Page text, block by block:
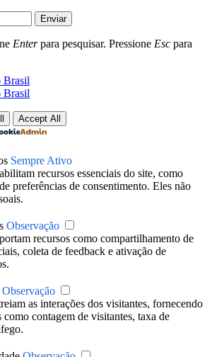
Enviar
Enterpara pesquisar. Pressione Esc para
Brasil
Brasil
Accept All
Sempre Ativo
recursos essenciais do site, como
preferências de consentimento. Eles não
Observação
recursos como compartilhamento de
coleta de feedback e ativação de
Observação
as interações dos visitantes, fornecendo
como contagem de visitantes, taxa de